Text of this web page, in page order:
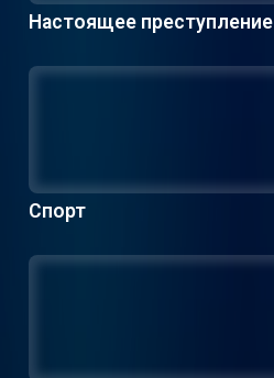
Настоящее преступление
Спорт